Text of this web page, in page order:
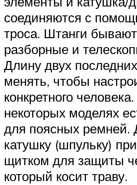
соединяются с
троса. Штанги
разборные и
Длину двух
менять, чтобы
конкретного
некоторых моделях
для поясных ремней.
катушку (шпульку)
щитком для защиты
который косит траву.